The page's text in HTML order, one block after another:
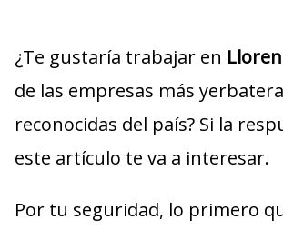
¿Te gustaría trabajar en
de las empresas más
reconocidas del país? Si la
este artículo te va a interesar.
Por tu seguridad, lo primero